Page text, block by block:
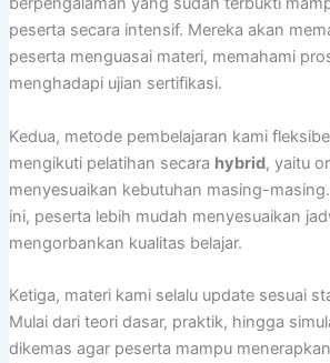
peserta secara intensif. Mereka akan
peserta menguasai materi, memahami
menghadapi ujian sertifikasi.
Kedua, metode pembelajaran kami
mengikuti pelatihan secara hybrid, yaitu
menyesuaikan kebutuhan masing-
ini, peserta lebih mudah menyesuaikan
mengorbankan kualitas belajar.
Ketiga, materi kami selalu update sesuai
Mulai dari teori dasar, praktik, hingga
dikemas agar peserta mampu